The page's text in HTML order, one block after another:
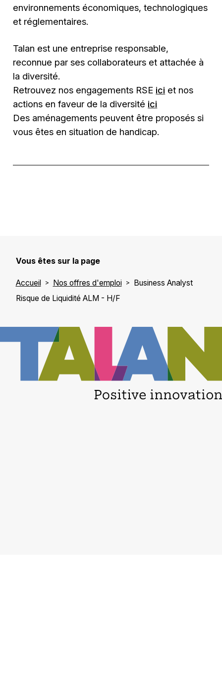
environnements économiques, technologiques
et réglementaires.
Talan est une entreprise responsable,
reconnue par ses collaborateurs et attachée à
la diversité.
Retrouvez nos engagements RSE ici et nos
actions en faveur de la diversité ici
Des aménagements peuvent être proposés si
vous êtes en situation de handicap.
Vous êtes sur la page
Accueil Nos offres d'emploi
Business Analyst
Risque de Liquidité ALM - H/F